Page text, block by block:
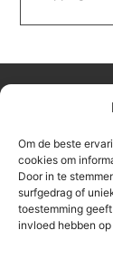
Om de beste
cookies om
Door in te
surfgedrag of
toestemming
invloed hebben
Jouw gids
Ontdek een
om het
en
Bericht